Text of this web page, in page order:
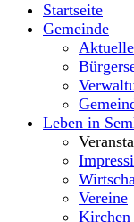
Startseite
Gemeinde
Leben in
Vereine
Kirchen